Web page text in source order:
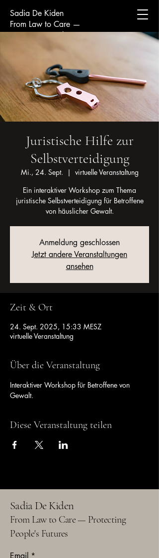
Sadia De Kiden
From Law to Care —
Protecting Peoples Futures.
Juristische Hilfe zur
Selbstverteidigung
Mi., 24. Sept.
  |
virtuelle Veranstaltung
Ein interaktiver Workshop zum Thema
juristische Selbstverteidigung für Betroffene
von häuslicher Gewalt.
Anmeldung geschlossen
Jetzt andere Veranstaltungen
ansehen
Zeit & Ort
24. Sept. 2025, 15:33 MESZ
virtuelle Veranstaltung
Über die Veranstaltung
Interaktiver Workshop für Betroffene von
Gewalt.
Diese Veranstaltung teilen
Sadia De Kiden
From Law to Care — Protecting
People's Futures
Email *